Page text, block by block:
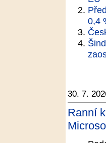
0,4
30. 7.
Ranní